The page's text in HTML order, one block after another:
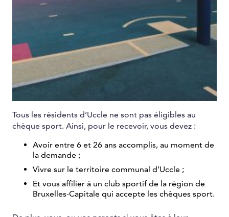
Tous les résidents d’Uccle ne sont pas éligibles au
chèque sport. Ainsi, pour le recevoir, vous devez :
Avoir entre 6 et 26 ans accomplis, au moment de
la demande ;
Vivre sur le territoire communal d’Uccle ;
Et vous affilier à un club sportif de la région de
Bruxelles-Capitale qui accepte les chèques sport.